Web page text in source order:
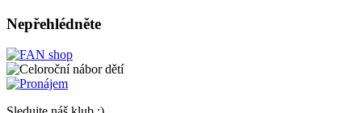
Nepřehlédněte